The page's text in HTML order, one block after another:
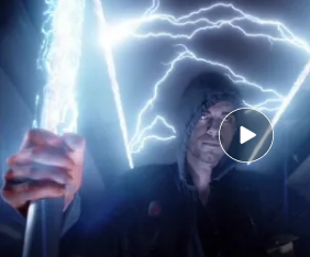
energy.es
26 ENE 2018 - 12:26h.
Compartir
Medio año después de la
Inhumanos, Coulson y su equipo